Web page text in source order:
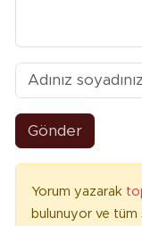
Gönder
Yorum yazarak
bulunuyor ve tüm